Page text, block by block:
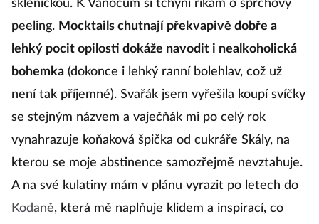
skleničkou. K Vánocům si tchyni říkám o sprchový
peeling. Mocktails chutnají překvapivě dobře a
lehký pocit opilosti dokáže navodit i nealkoholická
bohemka (dokonce i lehký ranní bolehlav, což už
není tak příjemné). Svařák jsem vyřešila koupí svíčky
se stejným názvem a vaječňák mi po celý rok
vynahrazuje koňaková špička od cukráře Skály, na
kterou se moje abstinence samozřejmě nevztahuje.
A na své kulatiny mám v plánu vyrazit po letech do
Kodaně, která mě naplňuje klidem a inspirací, co